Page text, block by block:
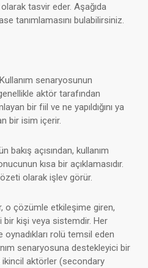
tasvir eder. Aşağıda
tanımlamasını bulabilirsiniz.
Kullanım senaryosunun
aktör tarafından
bir fiil ve ne yapıldığını ya
bir isim içerir.
bakış açısından, kullanım
kısa bir açıklamasıdır.
olarak işlev görür.
o çözümle etkileşime giren,
bir kişi veya sistemdir. Her
rolü temsil eden
senaryosuna destekleyici bir
ikincil aktörler (secondary